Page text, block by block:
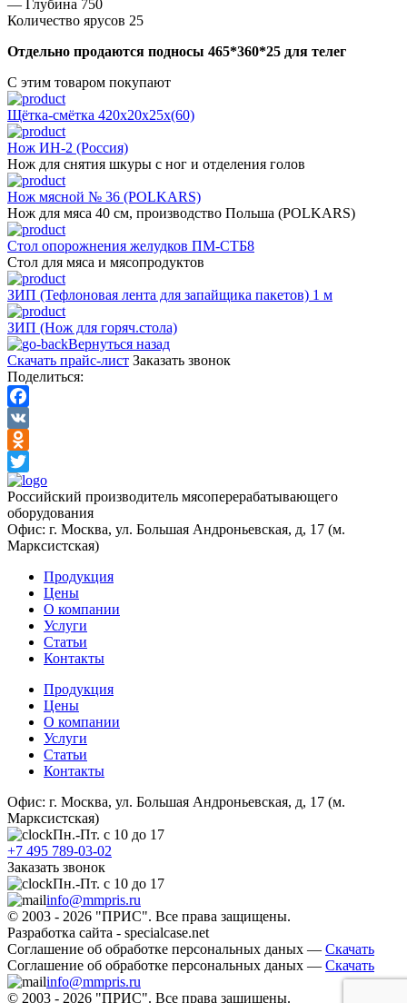
— Глубина 750
Количество ярусов 25
Отдельно продаются подносы 465*360*25 для телег
С этим товаром покупают
Щётка-смётка 420х20х25х(60)
Нож ИН-2 (Россия)
Нож для снятия шкуры с ног и отделения голов
Нож мясной № 36 (POLKARS)
Нож для мяса 40 cм, производство Польша (POLKARS)
Стол опорожнения желудков ПМ-СТБ8
Стол для мяса и мясопродуктов
ЗИП (Тефлоновая лента для запайщика пакетов) 1 м
ЗИП (Нож для горяч.стола)
Вернуться назад
Скачать прайс-лист Заказать звонок
Поделиться:
Facebook
VK
Odnoklassniki
Twitter
Российский производитель мясоперерабатывающего
оборудования
Офис: г. Москва, ул. Большая Андроньевская, д, 17 (м.
Марксистская)
Продукция
Цены
О компании
Услуги
Статьи
Контакты
Продукция
Цены
О компании
Услуги
Статьи
Контакты
Офис: г. Москва, ул. Большая Андроньевская, д, 17 (м.
Марксистская)
Пн.-Пт. с 10 до 17
+7 495 789-03-02
Заказать звонок
Пн.-Пт. с 10 до 17
info@mmpris.ru
© 2003 - 2026 "ПРИС". Все права защищены.
Разработка сайта - specialcase.net
Соглашение об обработке персональных даных — Скачать
Соглашение об обработке персональных даных — Скачать
info@mmpris.ru
© 2003 - 2026 "ПРИС". Все права защищены.